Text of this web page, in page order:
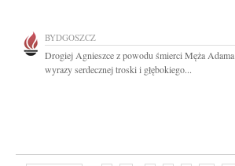
BYDGOSZCZ
Drogiej Agnieszce z powodu śmierci Męża Adama
wyrazy serdecznej troski i głębokiego...